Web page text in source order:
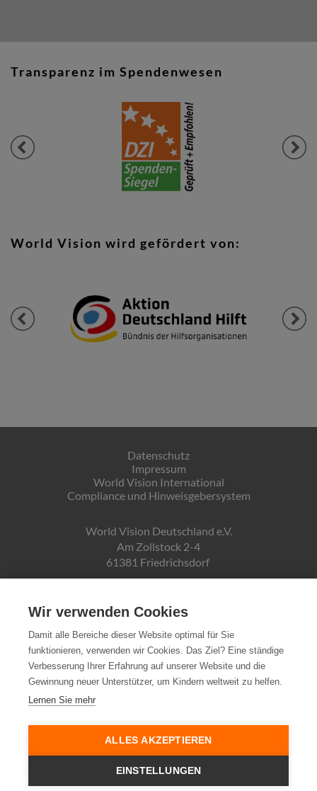
Transparenz im Spendenwesen
Previous Next
World Vision wird gefördert von:
Previous Next
Datenschutz
Impressum
World Vision International
Compliance und Hinweisgebersystem
World Vision Deutschland e.V.
Am Zollstock 2-4
61381 Friedrichsdorf
DE19ZZZ00000150171
Spendenkonto:
Pax-Bank für Kirche und Caritas eG
IBAN DE72370601934010500007
Wir verwenden Cookies
Damit alle Bereiche dieser Website optimal für Sie
funktionieren, verwenden wir Cookies. Das Ziel? Eine ständige
Verbesserung Ihrer Erfahrung auf unserer Website und die
Gewinnung neuer Unterstützer, um Kindern weltweit zu helfen.
Lernen Sie mehr
ALLES AKZEPTIEREN
EINSTELLUNGEN